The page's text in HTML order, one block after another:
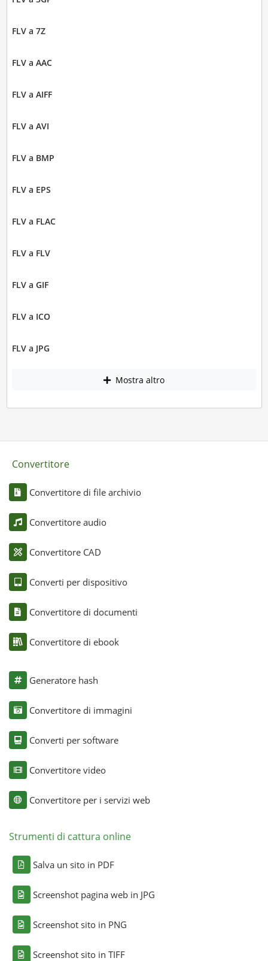
FLV a 7Z
FLV a AAC
FLV a AIFF
FLV a AVI
FLV a BMP
FLV a EPS
FLV a FLAC
FLV a FLV
FLV a GIF
FLV a ICO
FLV a JPG
Mostra altro
Convertitore
Convertitore di file archivio
Convertitore audio
Convertitore CAD
Converti per dispositivo
Convertitore di documenti
Convertitore di ebook
Generatore hash
Convertitore di immagini
Converti per software
Convertitore video
Convertitore per i servizi web
Strumenti di cattura online
Salva un sito in PDF
Screenshot pagina web in JPG
Screenshot sito in PNG
Screenshot sito in TIFF